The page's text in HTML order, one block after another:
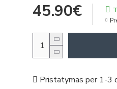
45.90€
Pristatymas per 1-3